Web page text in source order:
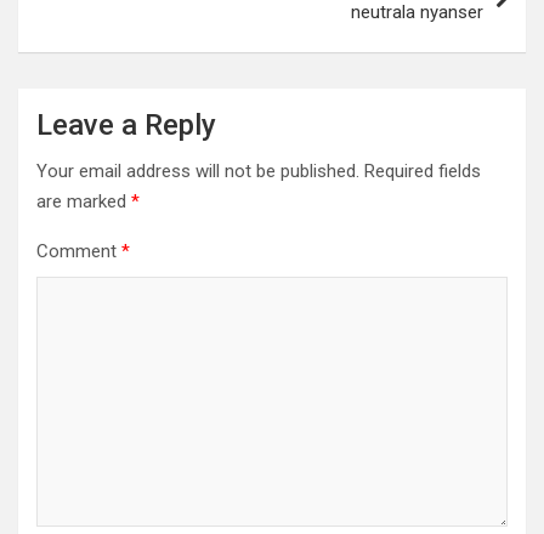
neutrala nyanser
Leave a Reply
Your email address will not be published. Required fields
are marked *
Comment *